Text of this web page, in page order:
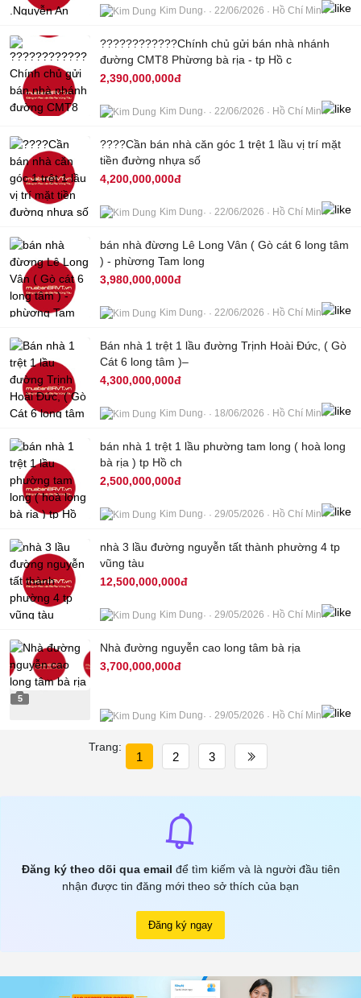
4
Kim Dung 22/06/2026 Hồ Chí Minh
5
????????????Chính chủ gửi bán nhà nhánh
đường CMT8 Phừơng bà rịa - tp Hồ c
2,390,000,000đ
Kim Dung 22/06/2026 Hồ Chí Minh
????Cần bán nhà căn góc 1 trệt 1 lầu vị trí mặt
tiền đường nhựa số
4,200,000,000đ
Kim Dung 22/06/2026 Hồ Chí Minh
7
bán nhà đừơng Lê Long Vân ( Gò cát 6 long tâm
) - phừơng Tam long
3,980,000,000đ
Kim Dung 22/06/2026 Hồ Chí Minh
6
Bán nhà 1 trệt 1 lầu đường Trịnh Hoài Đức, ( Gò
Cát 6 long tâm )–
4,300,000,000đ
Kim Dung 18/06/2026 Hồ Chí Minh
6
bán nhà 1 trệt 1 lầu phường tam long ( hoà long
bà rịa ) tp Hồ ch
2,500,000,000đ
Kim Dung 29/05/2026 Hồ Chí Minh
nhà 3 lầu đường nguyễn tất thành phường 4 tp
vũng tàu
12,500,000,000đ
Kim Dung 29/05/2026 Hồ Chí Minh
5
Nhà đường nguyễn cao long tâm bà rịa
3,700,000,000đ
Kim Dung 29/05/2026 Hồ Chí Minh
Trang:
1 2 3
Đăng ký theo dõi qua email để tìm kiếm và là người đầu tiên
nhận được tin đăng mới theo sở thích của bạn
Đăng ký ngay